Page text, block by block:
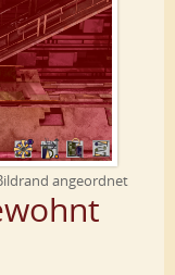
angeordnet